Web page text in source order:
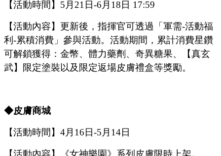
【活動時間】 5 月 21 日-6 月 18 日 17:59
【活動內容】更新後，指揮官可透過「軍需-活動福
利-累積消費」參與活動。活動期間，累計消費星鑽
可解鎖獲得：金幣、體力藥劑、奇異糖果、【真玄
武】限定塗裝以及限定返場皮膚禮盒等獎勵。
◆皮膚商城
【活動時間】 4月 16 日-5 月 14日
【活動內容】 《女神樂園》系列皮膚限時上架。